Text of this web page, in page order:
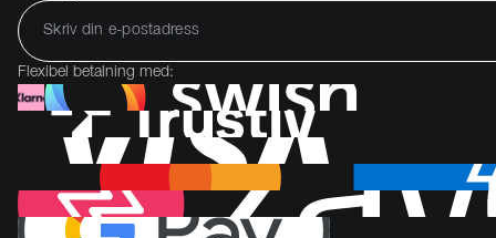
Flexibel betalning med: